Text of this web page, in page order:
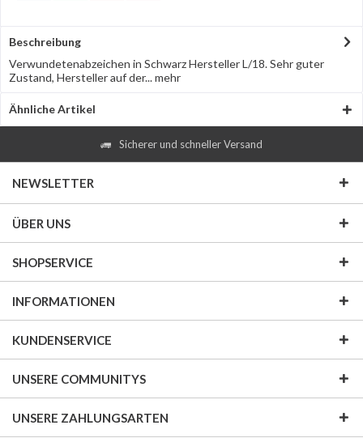
Beschreibung
Verwundetenabzeichen in Schwarz Hersteller L/18. Sehr guter
Zustand, Hersteller auf der...mehr
Ähnliche Artikel
Sicherer und schneller Versand
NEWSLETTER
ÜBER UNS
SHOPSERVICE
INFORMATIONEN
KUNDENSERVICE
UNSERE COMMUNITYS
UNSERE ZAHLUNGSARTEN